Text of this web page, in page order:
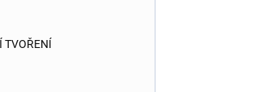
TVOŘENÍ